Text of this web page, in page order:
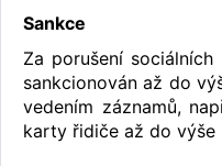
Sankce
Za porušení
sankcionován až do
vedením záznamů,
karty řidiče až do výše